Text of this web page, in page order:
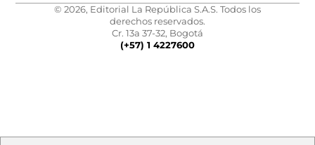
© 2026, Editorial La República S.A.S. Todos los
derechos reservados.
Cr. 13a 37-32, Bogotá
(+57) 1 4227600